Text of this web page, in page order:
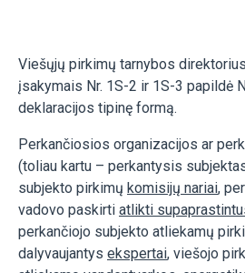
Viešųjų pirkimų tarnybos
įsakymais Nr. 1S-2 ir 1S-3 papildė
deklaracijos tipinę formą.
Perkančiosios organizacijos ar
(toliau kartu – perkantysis
subjekto pirkimų komisijų nariai,
vadovo paskirti atlikti
perkančiojo subjekto atliekamų
dalyvaujantys ekspertai, viešojo